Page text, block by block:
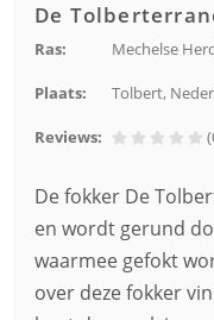
De
Ras: Mechelse
Plaats: Tolbert,
Reviews:
De fokker De
en wordt gerund
waarmee gefokt
over deze fokker